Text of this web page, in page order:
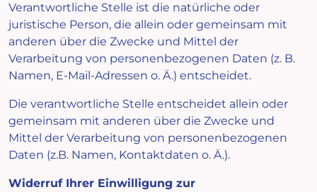
Verantwortliche Stelle ist die natürliche oder
juristische Person, die allein oder gemeinsam mit
anderen über die Zwecke und Mittel der
Verarbeitung von personenbezogenen Daten (z. B.
Namen, E-Mail-Adressen o. Ä.) entscheidet.
Die verantwortliche Stelle entscheidet allein oder
gemeinsam mit anderen über die Zwecke und
Mittel der Verarbeitung von personenbezogenen
Daten (z.B. Namen, Kontaktdaten o. Ä.).
Widerruf Ihrer Einwilligung zur